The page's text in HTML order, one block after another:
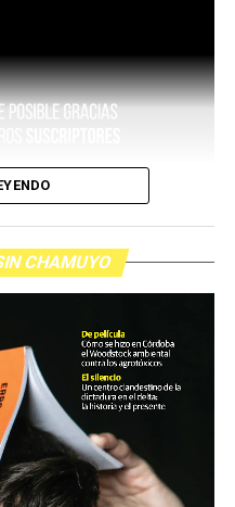
CHAMUYO